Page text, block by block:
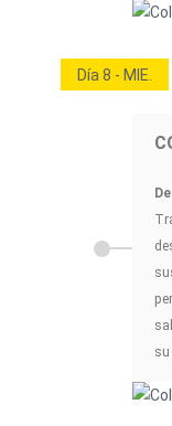
Día 8 - MIE.
su